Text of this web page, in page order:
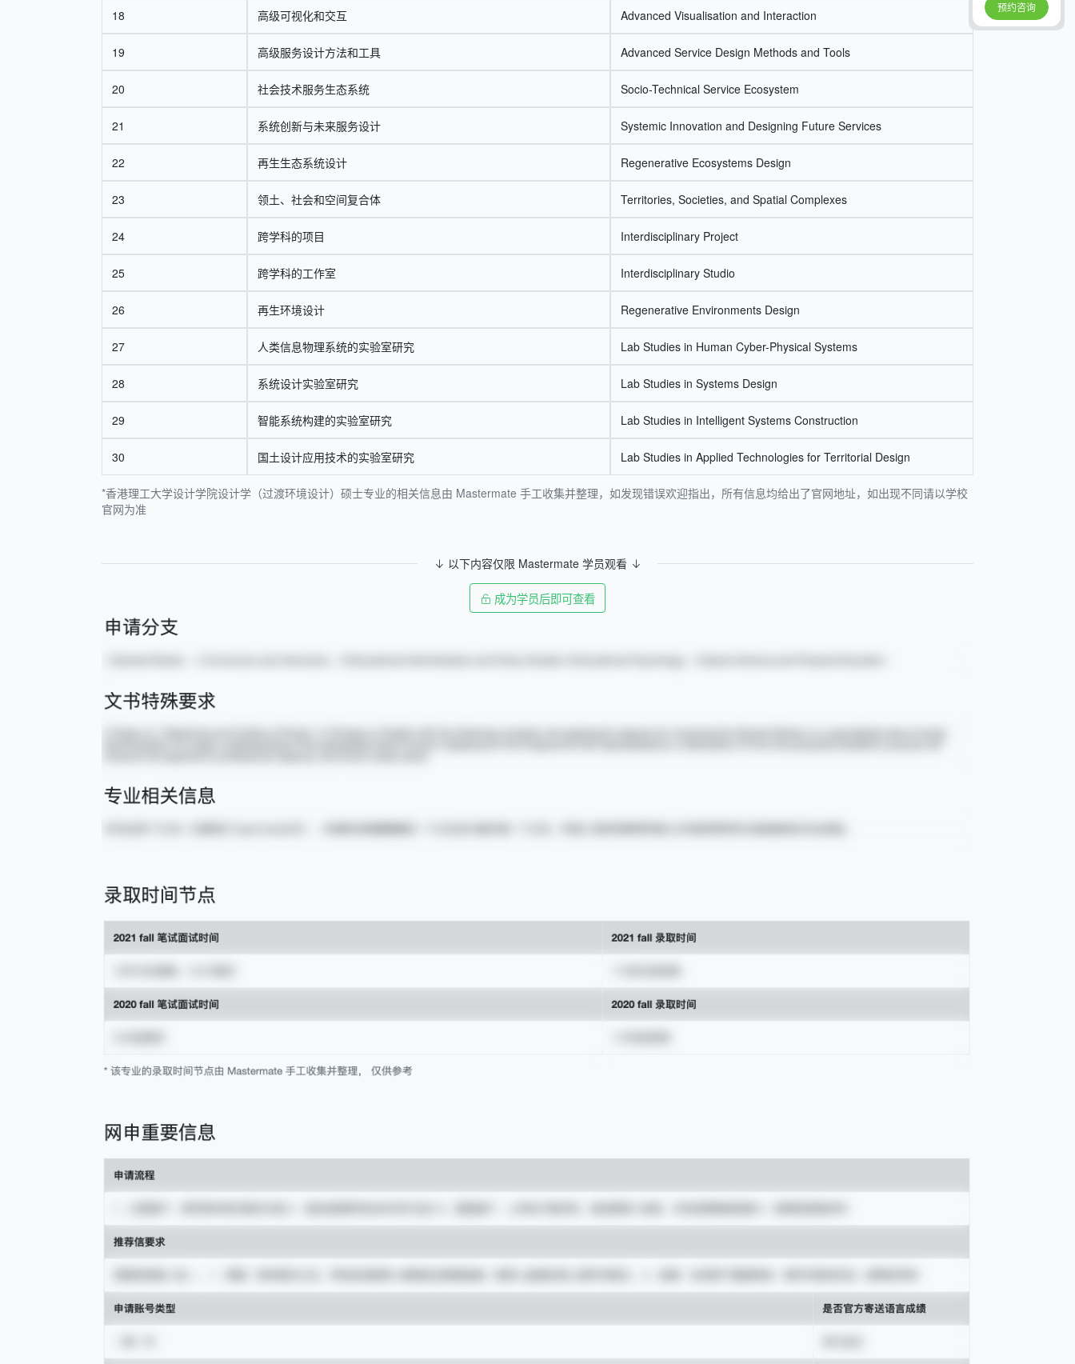
预约咨询
*香港理工大学设计学院设计学（过渡环境设计）硕士专业的相关信息由 Mastermate 手工收集并整理，如发现错误欢迎指出，所有信息均给出了官网地址，如出现不同请以学校
官网为准
18 高级可视化和交互 Advanced Visualisation and Interaction
19 高级服务设计方法和工具 Advanced Service Design Methods and Tools
20 社会技术服务生态系统 Socio-Technical Service Ecosystem
21 系统创新与未来服务设计 Systemic Innovation and Designing Future Services
22 再生生态系统设计 Regenerative Ecosystems Design
23 领土、社会和空间复合体 Territories, Societies, and Spatial Complexes
24 跨学科的项目 Interdisciplinary Project
25 跨学科的工作室 Interdisciplinary Studio
26 再生环境设计 Regenerative Environments Design
27 人类信息物理系统的实验室研究 Lab Studies in Human Cyber-Physical Systems
28 系统设计实验室研究 Lab Studies in Systems Design
29 智能系统构建的实验室研究 Lab Studies in Intelligent Systems Construction
30 国土设计应用技术的实验室研究 Lab Studies in Applied Technologies for Territorial Design
以下内容仅限 Mastermate 学员观看
成为学员后即可查看